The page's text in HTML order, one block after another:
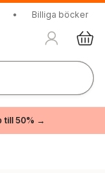
• Billiga böcker
till 50% →